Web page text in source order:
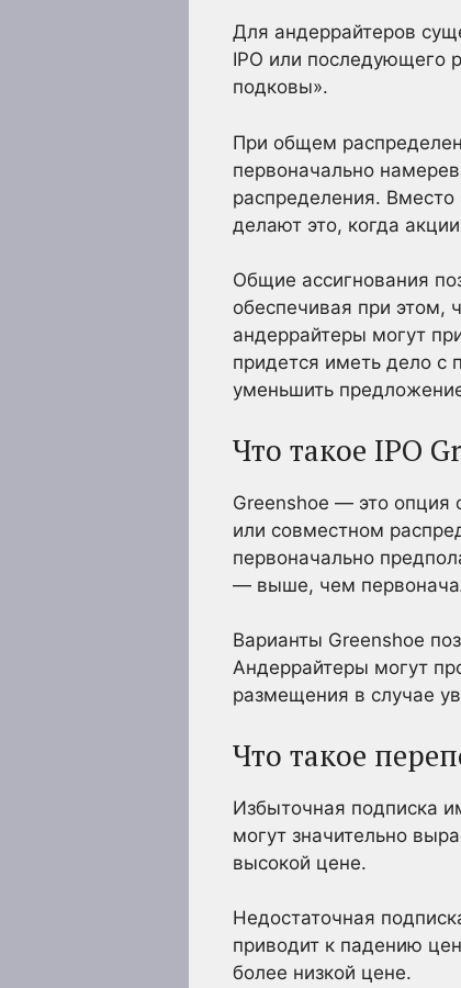
Для андеррайтеров
IPO или последующего
подковы».
При общем
первоначально
распределения.
делают это, когда
Общие ассигнования
обеспечивая при этом,
андеррайтеры могут
придется иметь дело с
уменьшить
Что такое IPO
Greenshoe — это опция
или совместном
первоначально
— выше, чем
Варианты Greenshoe
Андеррайтеры могут
размещения в случае
Что такое
Избыточная подписка
могут значительно
высокой цене.
Недостаточная
приводит к падению
более низкой цене.